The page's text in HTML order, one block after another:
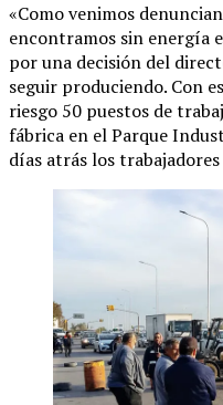
«Como venimos
encontramos sin energía
por una decisión del
seguir produciendo. Con
riesgo 50 puestos de
fábrica en el Parque
días atrás los